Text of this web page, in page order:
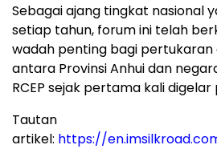
Sebagai ajang tingkat nasional
setiap tahun, forum ini telah
wadah penting bagi pertukaran
antara Provinsi Anhui dan
RCEP sejak pertama kali digelar
Tautan
artikel: https://